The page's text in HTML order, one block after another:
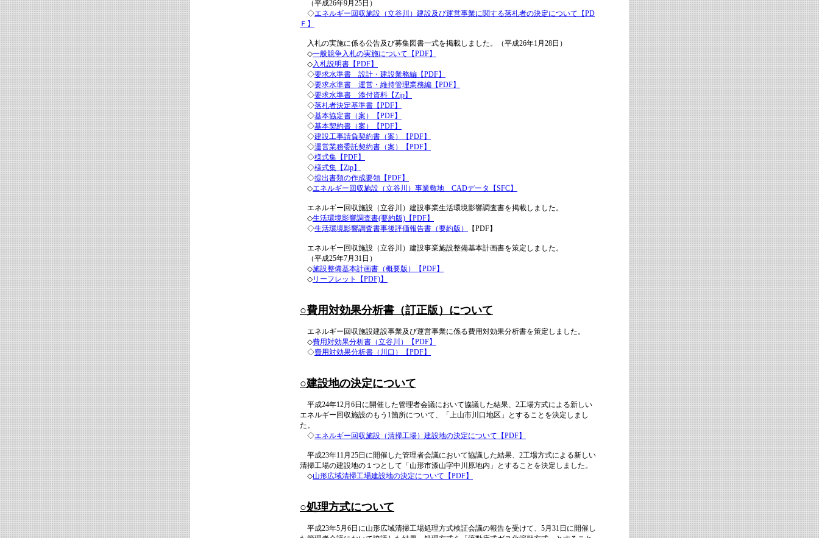
（平成26年9月25日）
◇エネルギー回収施設（立谷川）建設及び運営事業に関する落札者の決定について【PD
Ｆ】
入札の実施に係る公告及び募集図書一式を掲載しました。（平成26年1月28日）
◇一般競争入札の実施について【PDF】
◇入札説明書【PDF】
◇要求水準書 設計・建設業務編【PDF】
◇要求水準書 運営・維持管理業務編【PDF】
◇要求水準書 添付資料【Zip】
◇落札者決定基準書【PDF】
◇基本協定書（案）【PDF】
◇基本契約書（案）【PDF】
◇建設工事請負契約書（案）【PDF】
◇運営業務委託契約書（案）【PDF】
◇様式集【PDF】
◇様式集【Zip】
◇提出書類の作成要領【PDF】
◇エネルギー回収施設（立谷川）事業敷地 CADデータ【SFC】
エネルギー回収施設（立谷川）建設事業生活環境影響調査書を掲載しました。
◇生活環境影響調査書(要約版)【PDF】
◇生活環境影響調査書事後評価報告書（要約版） 【PDF】
エネルギー回収施設（立谷川）建設事業施設整備基本計画書を策定しました。
（平成25年7月31日）
◇施設整備基本計画書（概要版）【PDF】
◇リーフレット【PDF)】
○費用対効果分析書（訂正版）について
エネルギー回収施設建設事業及び運営事業に係る費用対効果分析書を策定しました。
◇費用対効果分析書（立谷川）【PDF】
◇費用対効果分析書（川口）【PDF】
○建設地の決定について
平成24年12月6日に開催した管理者会議において協議した結果、2工場方式による新しい
エネルギー回収施設のもう1箇所について、「上山市川口地区」とすることを決定しまし
た。
◇エネルギー回収施設（清掃工場）建設地の決定について【PDF】
平成23年11月25日に開催した管理者会議において協議した結果、2工場方式による新しい
清掃工場の建設地の１つとして「山形市漆山字中川原地内」とすることを決定しました。
◇山形広域清掃工場建設地の決定について【PDF】
○処理方式について
平成23年5月6日に山形広域清掃工場処理方式検証会議の報告を受けて、5月31日に開催し